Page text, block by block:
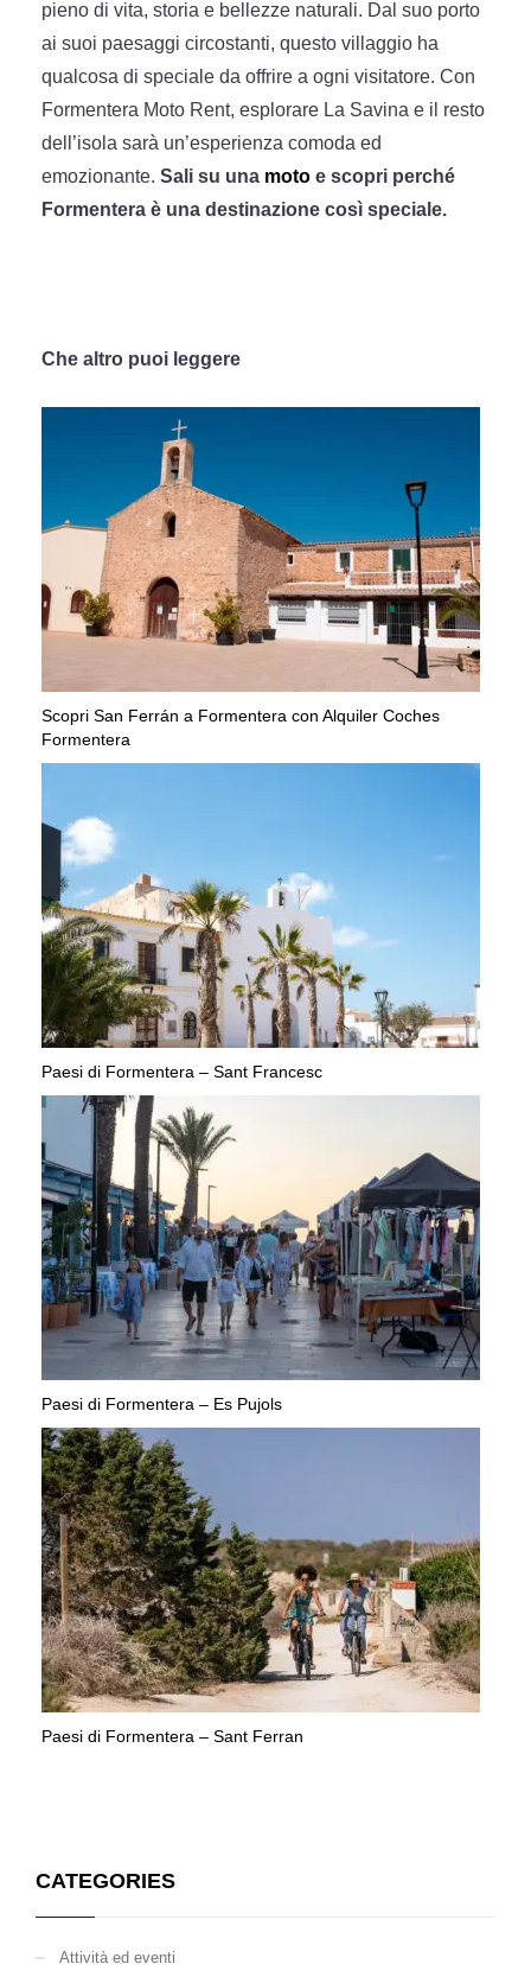
pieno di vita, storia e bellezze naturali. Dal suo porto
ai suoi paesaggi circostanti, questo villaggio ha
qualcosa di speciale da offrire a ogni visitatore. Con
Formentera Moto Rent, esplorare La Savina e il resto
dell’isola sarà un’esperienza comoda ed
emozionante. Sali su una moto e scopri perché
Formentera è una destinazione così speciale.
Che altro puoi leggere
Scopri San Ferrán a Formentera con Alquiler Coches
Formentera
Paesi di Formentera – Sant Francesc
Paesi di Formentera – Es Pujols
Paesi di Formentera – Sant Ferran
CATEGORIES
Attività ed eventi